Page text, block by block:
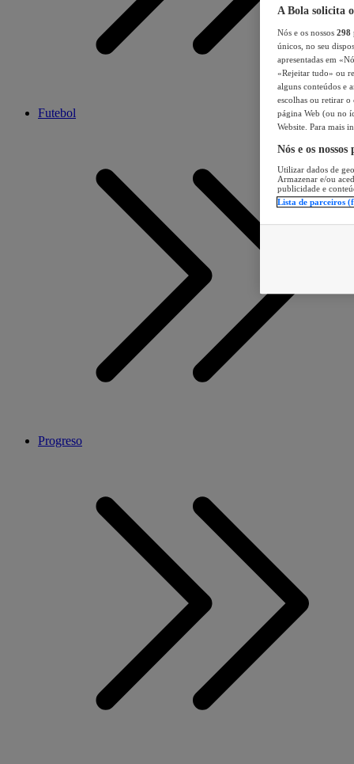
Futebol
Progreso
A Bola solicita
Nós e os nossos 298
únicos, no seu
apresentadas em
«Rejeitar tudo» ou
alguns conteúdos e
escolhas ou retirar
página Web (ou no
Website. Para mais
Nós e os
Utilizar dados de
Armazenar e/ou
publicidade e
Lista de parceiros